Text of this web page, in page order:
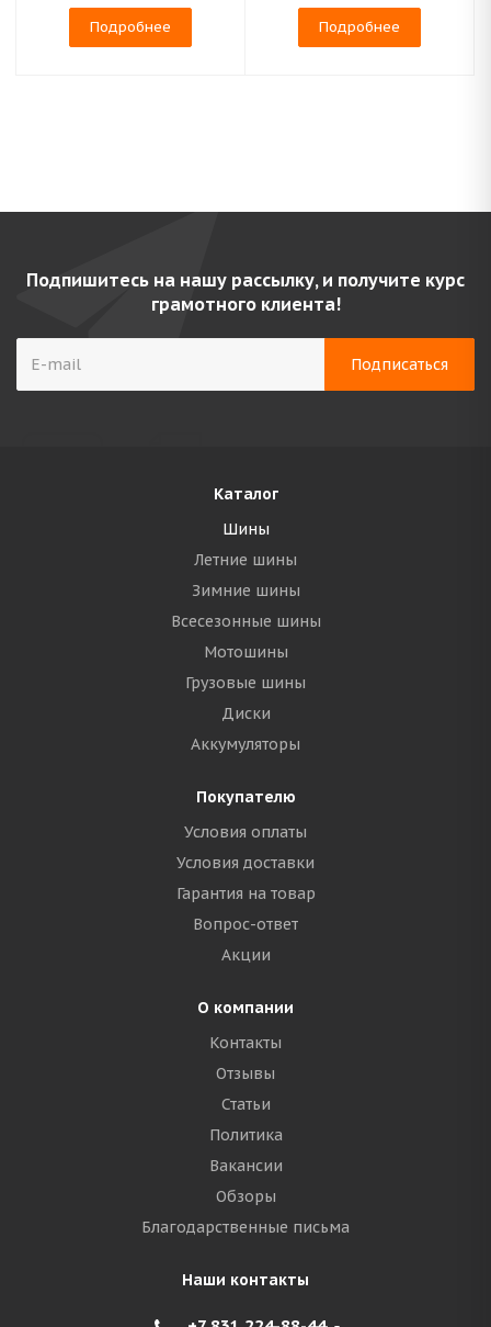
Подробнее Подробнее
Подпишитесь на нашу рассылку, и получите курс
грамотного клиента!
Каталог
Шины
Летние шины
Зимние шины
Всесезонные шины
Мотошины
Грузовые шины
Диски
Аккумуляторы
Покупателю
Условия оплаты
Условия доставки
Гарантия на товар
Вопрос-ответ
Акции
О компании
Контакты
Отзывы
Статьи
Политика
Вакансии
Обзоры
Благодарственные письма
Наши контакты